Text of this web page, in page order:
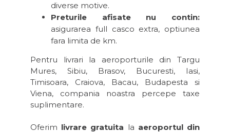
diverse motive.
Preturile afisate nu contin:
asigurarea full casco extra, optiunea
fara limita de km.
Pentru livrari la aeroporturile din Targu
Mures, Sibiu, Brasov, Bucuresti, Iasi,
Timisoara, Craiova, Bacau, Budapesta si
Viena, compania noastra percepe taxe
suplimentare.
Oferim livrare gratuita la aeroportul din